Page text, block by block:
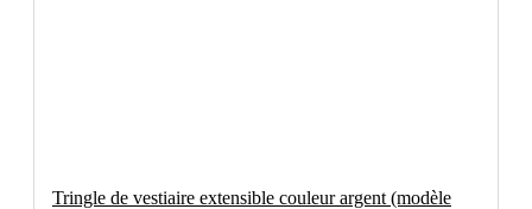
Tringle de vestiaire extensible couleur argent (modèle